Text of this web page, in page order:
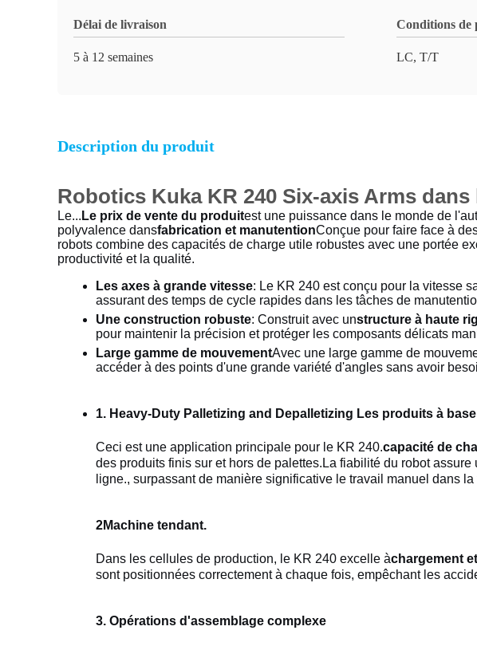
Délai de livraison
5 à 12 semaines
Conditions de
LC, T/T
Description du produit
Robotics Kuka KR 240 Six-axis Arms
Le... Le prix de vente du produitest une puissance dans le monde de
polyvalence dansfabrication et manutentionConçue pour faire face à
robots combine des capacités de charge utile robustes avec une portée
productivité et la qualité.
Les axes à grande vitesse: Le KR 240 est conçu pour la vitesse
assurant des temps de cycle rapides dans les tâches de
Une construction robuste: Construit avec unstructure à haute
pour maintenir la précision et protéger les composants délicats
Large gamme de mouvementAvec une large gamme de
accéder à des points d'une grande variété d'angles sans avoir
1. Heavy-Duty Palletizing and Depalletizing Les produits à
Ceci est une application principale pour le KR 240.capacité de
des produits finis sur et hors de palettes.La fiabilité du robot
ligne., surpassant de manière significative le travail manuel dans
2Machine tendant.
Dans les cellules de production, le KR 240 excelle àchargement
sont positionnées correctement à chaque fois, empêchant les
3. Opérations d'assemblage complexe